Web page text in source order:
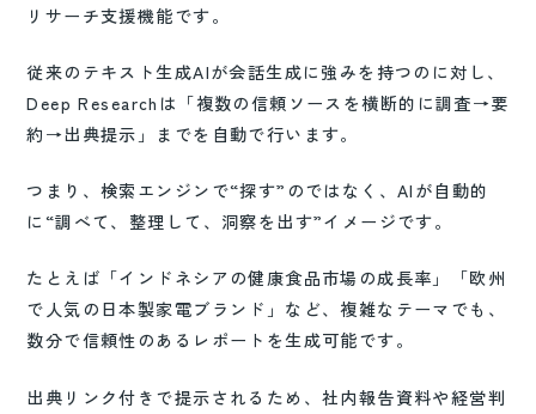
リサーチ支援機能です。
従来のテキスト生成AIが会話生成に強みを持つのに対し、
Deep Researchは「複数の信頼ソースを横断的に調査→要
約→出典提示」までを自動で行います。
つまり、検索エンジンで“探す”のではなく、AIが自動的
に“調べて、整理して、洞察を出す”イメージです。
たとえば「インドネシアの健康食品市場の成長率」「欧州
で人気の日本製家電ブランド」など、複雑なテーマでも、
数分で信頼性のあるレポートを生成可能です。
出典リンク付きで提示されるため、社内報告資料や経営判